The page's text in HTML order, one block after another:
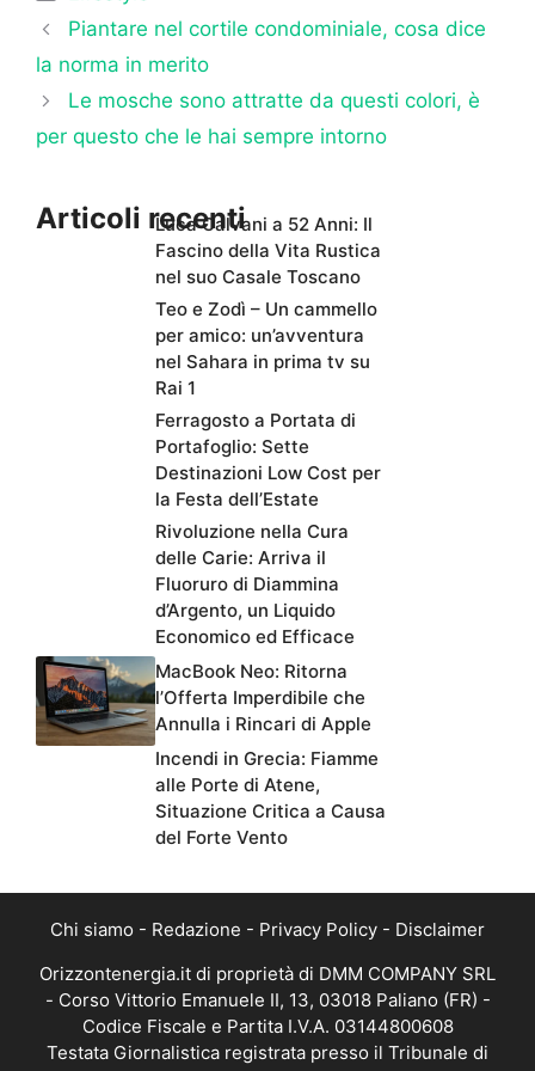
Piantare nel cortile condominiale, cosa dice
la norma in merito
Le mosche sono attratte da questi colori, è
per questo che le hai sempre intorno
Articoli recentiLuca Calvani a 52 Anni: Il
Fascino della Vita Rustica
nel suo Casale Toscano
Teo e Zodì – Un cammello
per amico: un’avventura
nel Sahara in prima tv su
Rai 1
Ferragosto a Portata di
Portafoglio: Sette
Destinazioni Low Cost per
la Festa dell’Estate
Rivoluzione nella Cura
delle Carie: Arriva il
Fluoruro di Diammina
d’Argento, un Liquido
Economico ed Efficace
MacBook Neo: Ritorna
l’Offerta Imperdibile che
Annulla i Rincari di Apple
Incendi in Grecia: Fiamme
alle Porte di Atene,
Situazione Critica a Causa
del Forte Vento
Chi siamo - Redazione - Privacy Policy - Disclaimer
Orizzontenergia.it di proprietà di DMM COMPANY SRL
- Corso Vittorio Emanuele II, 13, 03018 Paliano (FR) -
Codice Fiscale e Partita I.V.A. 03144800608
Testata Giornalistica registrata presso il Tribunale di